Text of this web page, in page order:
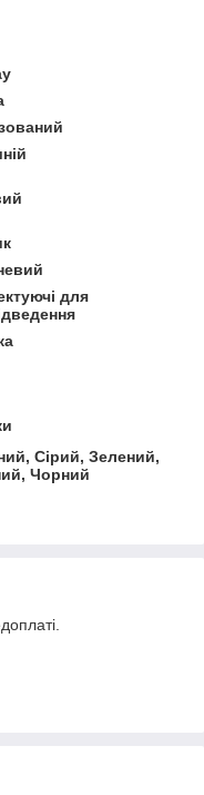
для
Сірий, Зелений,
Чорний